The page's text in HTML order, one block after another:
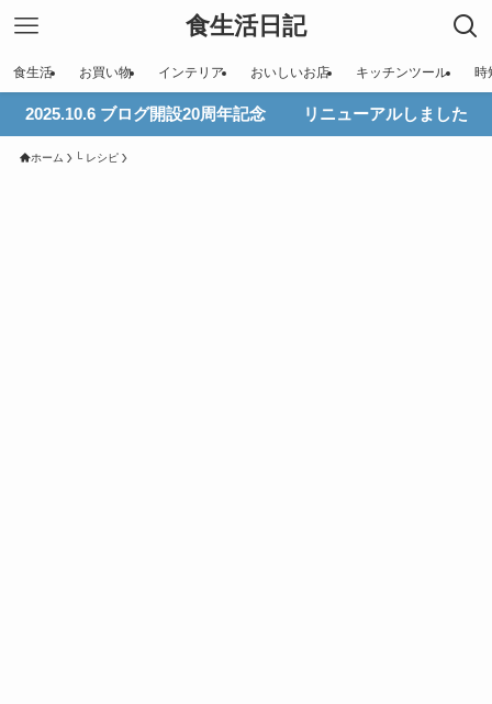
食生活日記
食生活 お買い物 インテリア おいしいお店 キッチンツール 時
2025.10.6 ブログ開設20周年記念 リニューアルしました
ホーム └ レシピ